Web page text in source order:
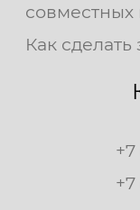
совместных
Как